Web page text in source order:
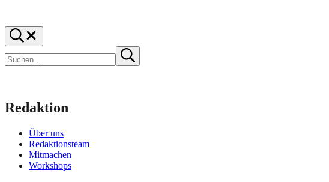
f1rstlife
Und
was
denkst
du?
Suchen
…
Suche
starten
Redaktion
Über uns
Redaktionsteam
Mitmachen
Workshops